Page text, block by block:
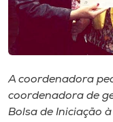
Museu
Unoesc
Store
A coordenadora
coordenadora de
Bolsa de Iniciação